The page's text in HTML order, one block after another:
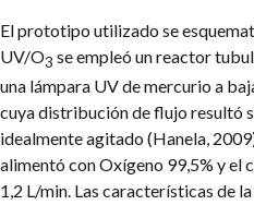
El prototipo utilizado se
UV/O3 se empleó un reactor
una lámpara UV de mercurio a
cuya distribución de flujo resultó
idealmente agitado (Hanela,
alimentó con Oxígeno 99,5% y el
1,2 L/min. Las características de